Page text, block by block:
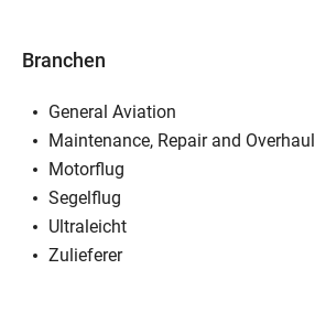
Branchen
General Aviation
Maintenance, Repair and Overhaul
Motorflug
Segelflug
Ultraleicht
Zulieferer